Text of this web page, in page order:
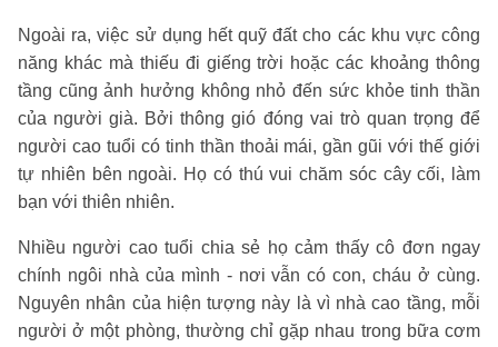
Ngoài ra, việc sử dụng hết quỹ đất cho các khu vực công
năng khác mà thiếu đi giếng trời hoặc các khoảng thông
tầng cũng ảnh hưởng không nhỏ đến sức khỏe tinh thần
của người già. Bởi thông gió đóng vai trò quan trọng để
người cao tuổi có tinh thần thoải mái, gần gũi với thế giới
tự nhiên bên ngoài. Họ có thú vui chăm sóc cây cối, làm
bạn với thiên nhiên.
Nhiều người cao tuổi chia sẻ họ cảm thấy cô đơn ngay
chính ngôi nhà của mình - nơi vẫn có con, cháu ở cùng.
Nguyên nhân của hiện tượng này là vì nhà cao tầng, mỗi
người ở một phòng, thường chỉ gặp nhau trong bữa cơm